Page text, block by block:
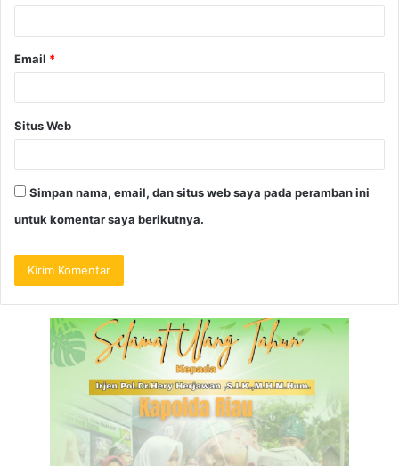
Email *
Situs Web
Simpan nama, email, dan situs web saya pada peramban ini
untuk komentar saya berikutnya.